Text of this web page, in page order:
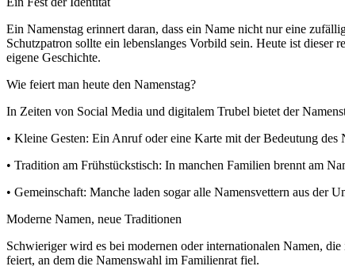
Ein Namenstag erinnert daran, dass ein Name nicht nur eine
Schutzpatron sollte ein lebenslanges Vorbild sein. Heute ist
eigene Geschichte.
Wie feiert man heute den Namenstag?
In Zeiten von Social Media und digitalem Trubel bietet der
• Kleine Gesten: Ein Anruf oder eine Karte mit der Bedeutung des
• Tradition am Frühstückstisch: In manchen Familien brennt am
• Gemeinschaft: Manche laden sogar alle Namensvettern aus der
Moderne Namen, neue Traditionen
Schwieriger wird es bei modernen oder internationalen Namen,
feiert, an dem die Namenswahl im Familienrat fiel.